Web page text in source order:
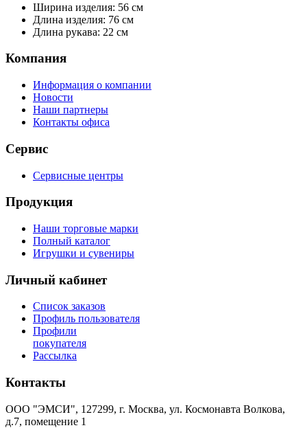
Ширина изделия: 56 см
Длина изделия: 76 см
Длина рукава: 22 см
Компания
Информация о компании
Новости
Наши партнеры
Контакты офиса
Сервис
Сервисные центры
Продукция
Наши торговые марки
Полный каталог
Игрушки и сувениры
Личный кабинет
Список заказов
Профиль пользователя
Профили
покупателя
Рассылка
Контакты
ООО "ЭМСИ", 127299, г. Москва, ул. Космонавта Волкова,
д.7, помещение 1